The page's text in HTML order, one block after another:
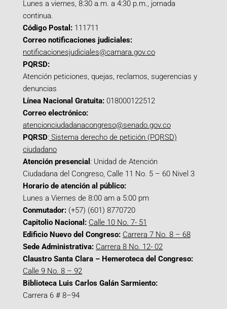
Lunes a viernes, 8:30 a.m. a 4:30 p.m., jornada
continua.
Código Postal: 111711
Correo notificaciones judiciales:
notificacionesjudiciales@camara.gov.co
PQRSD:
Atención peticiones, quejas, reclamos, sugerencias y
denuncias
Línea Nacional Gratuita: 018000122512
Correo electrónico:
atencionciudadanacongreso@senado.gov.co
PQRSD: Sistema derecho de petición (PQRSD)
ciudadano
Atención presencial : Unidad de Atención
Ciudadana del Congreso, Calle 11 No. 5 – 60 Nivel 3
Horario de atención al público:
Lunes a Viernes de 8:00 am a 5:00 pm
Conmutador: (+57) (601) 8770720
Capitolio Nacional: Calle 10 No. 7- 51
Edificio Nuevo del Congreso: Carrera 7 No. 8 – 68
Sede Administrativa: Carrera 8 No. 12- 02
Claustro Santa Clara – Hemeroteca del Congreso:
Calle 9 No. 8 – 92
Biblioteca Luis Carlos Galán Sarmiento:
Carrera 6 # 8–94